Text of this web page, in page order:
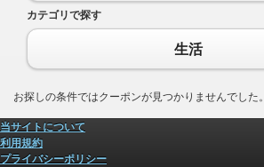
カテゴリで探す
生活
お探しの条件ではクーポンが見つかりませんでした。
当サイトについて
利用規約
プライバシーポリシー